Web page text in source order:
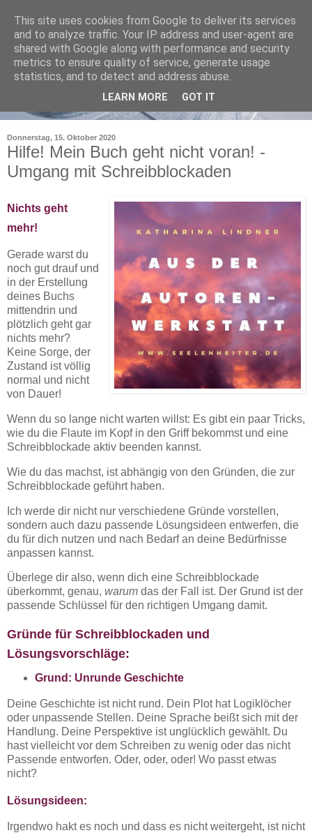
Donnerstag, 15. Oktober 2020
Hilfe! Mein Buch geht nicht voran! -
Umgang mit Schreibblockaden
Nichts geht
mehr!
Gerade warst du
noch gut drauf und
in der Erstellung
deines Buchs
mittendrin und
plötzlich geht gar
nichts mehr?
Keine Sorge, der
Zustand ist völlig
normal und nicht
von Dauer!
Wenn du so lange nicht warten willst: Es gibt ein paar Tricks,
wie du die Flaute im Kopf in den Griff bekommst und eine
Schreibblockade aktiv beenden kannst.
Wie du das machst, ist abhängig von den Gründen, die zur
Schreibblockade geführt haben.
Ich werde dir nicht nur verschiedene Gründe vorstellen,
sondern auch dazu passende Lösungsideen entwerfen, die
du für dich nutzen und nach Bedarf an deine Bedürfnisse
anpassen kannst.
Überlege dir also, wenn dich eine Schreibblockade
überkommt, genau, warum das der Fall ist. Der Grund ist der
passende Schlüssel für den richtigen Umgang damit.
Gründe für Schreibblockaden und
Lösungsvorschläge:
Grund: Unrunde Geschichte
Deine Geschichte ist nicht rund. Dein Plot hat Logiklöcher
oder unpassende Stellen. Deine Sprache beißt sich mit der
Handlung. Deine Perspektive ist unglücklich gewählt. Du
hast vielleicht vor dem Schreiben zu wenig oder das nicht
Passende entworfen. Oder, oder, oder! Wo passt etwas
nicht?
Lösungsideen:
Irgendwo hakt es noch und dass es nicht weitergeht, ist nicht
This site uses cookies from Google to deliver its services
and to analyze traffic. Your IP address and user-agent are
shared with Google along with performance and security
metrics to ensure quality of service, generate usage
statistics, and to detect and address abuse.
LEARN MORE GOT IT